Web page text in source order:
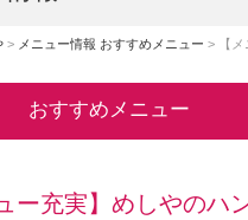
> メニュー情報 おすすめメニュー > 【
おすすめメニュー
ー充実】めしやのハ